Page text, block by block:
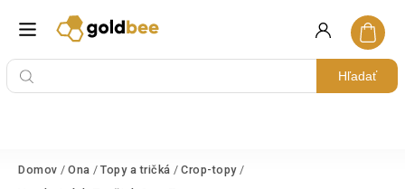
Hľadať
Domov / Ona / Topy a tričká / Crop-topy /